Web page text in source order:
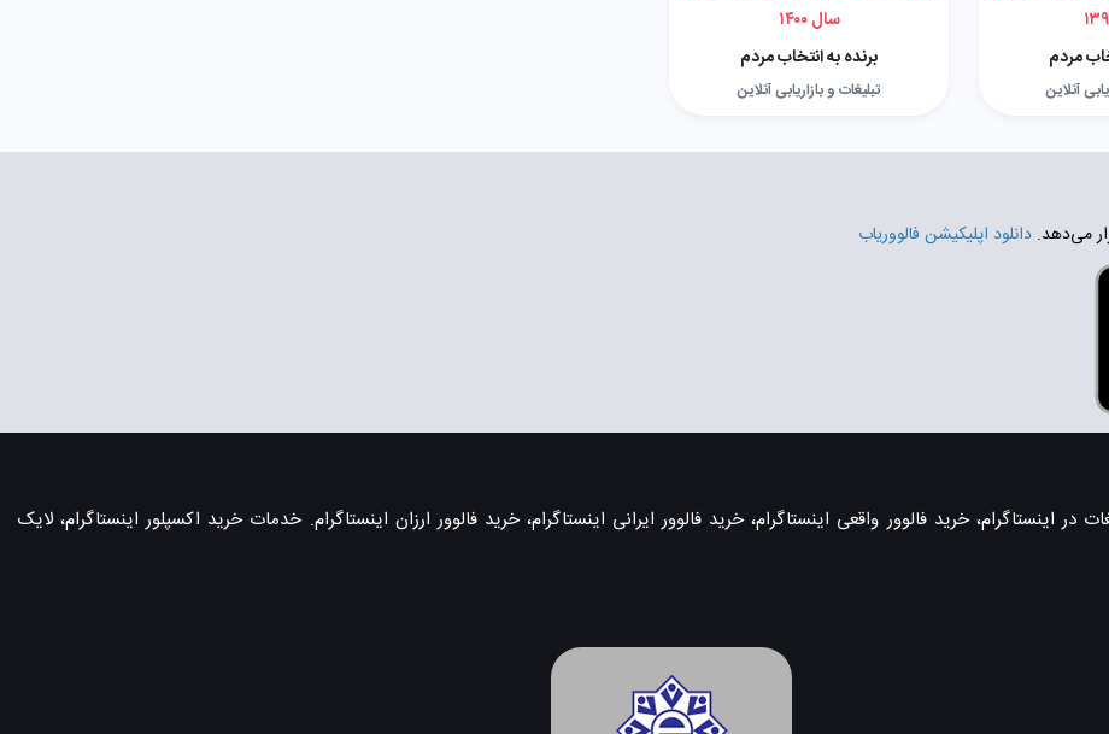
مردم
آنلاین
سال ۱۴۰۰
برنده به انتخاب مردم
تبلیغات و بازاریابی آنلاین
می‌دهد. دانلود اپلیکیشن فالووریاب
اینستاگرام، خرید فالوور واقعی اینستاگرام، خرید فالوور ایرانی اینستاگرام، خرید فالوور ارزان اینستاگرام. خدمات خرید اکسپلور اینستاگرام، لایک